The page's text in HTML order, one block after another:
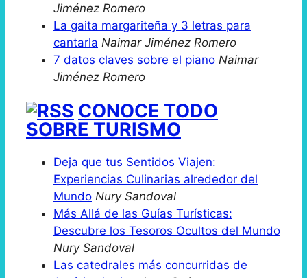
Jiménez Romero
La gaita margariteña y 3 letras para
cantarla Naimar Jiménez Romero
7 datos claves sobre el piano Naimar
Jiménez Romero
CONOCE TODO
SOBRE TURISMO
Deja que tus Sentidos Viajen:
Experiencias Culinarias alrededor del
Mundo Nury Sandoval
Más Allá de las Guías Turísticas:
Descubre los Tesoros Ocultos del Mundo
Nury Sandoval
Las catedrales más concurridas de